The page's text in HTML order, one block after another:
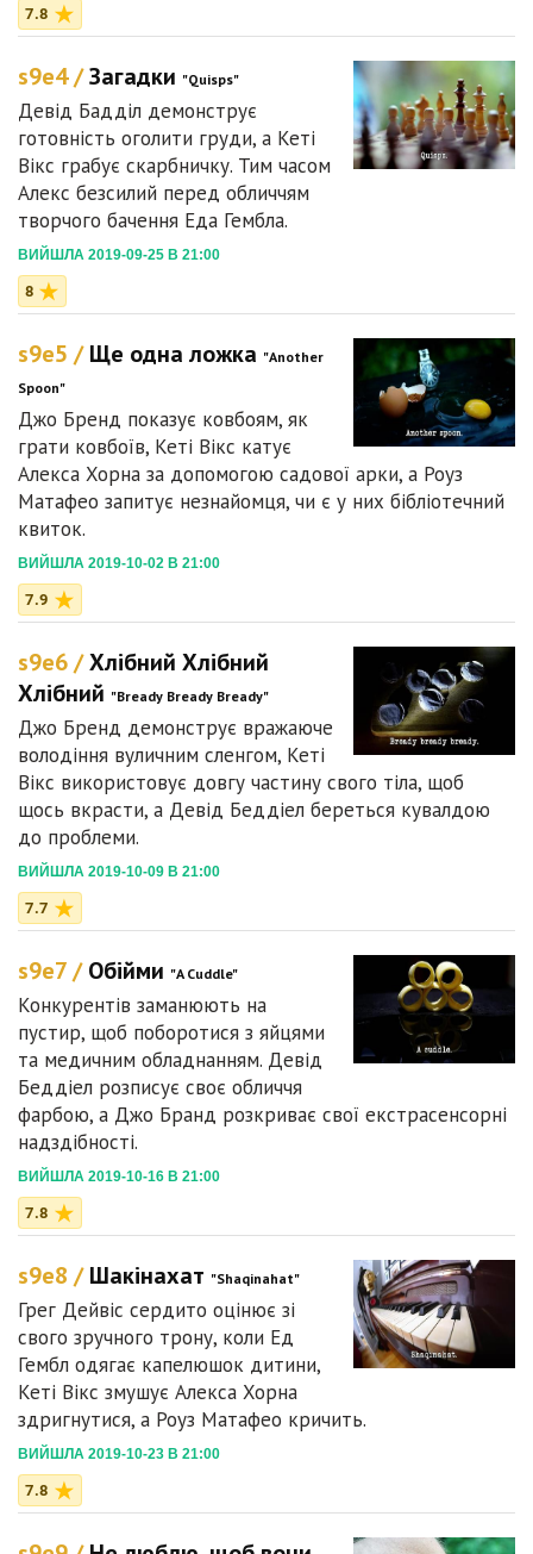
7.8
s9e4 /Загадки "Quisps"
Девід Бадділ демонструє
готовність оголити груди, а Кеті
Вікс грабує скарбничку. Тим часом
Алекс безсилий перед обличчям
творчого бачення Еда Гембла.
ВИЙШЛА 2019-09-25 В 21:00
8
s9e5 /Ще одна ложка "Another
Spoon"
Джо Бренд показує ковбоям, як
грати ковбоїв, Кеті Вікс катує
Алекса Хорна за допомогою садової арки, а Роуз
Матафео запитує незнайомця, чи є у них бібліотечний
квиток.
ВИЙШЛА 2019-10-02 В 21:00
7.9
s9e6 /Хлібний Хлібний
Хлібний "Bready Bready Bready"
Джо Бренд демонструє вражаюче
володіння вуличним сленгом, Кеті
Вікс використовує довгу частину свого тіла, щоб
щось вкрасти, а Девід Беддіел береться кувалдою
до проблеми.
ВИЙШЛА 2019-10-09 В 21:00
7.7
s9e7 /Обійми "A Cuddle"
Конкурентів заманюють на
пустир, щоб поборотися з яйцями
та медичним обладнанням. Девід
Беддіел розписує своє обличчя
фарбою, а Джо Бранд розкриває свої екстрасенсорні
надздібності.
ВИЙШЛА 2019-10-16 В 21:00
7.8
s9e8 /Шакінахат "Shaqinahat"
Грег Дейвіс сердито оцінює зі
свого зручного трону, коли Ед
Гембл одягає капелюшок дитини,
Кеті Вікс змушує Алекса Хорна
здригнутися, а Роуз Матафео кричить.
ВИЙШЛА 2019-10-23 В 21:00
7.8